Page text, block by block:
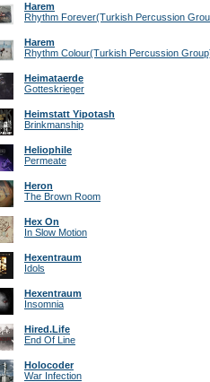
Harem
Rhythm Forever(Turkish Percussion
Harem
Rhythm Colour(Turkish Percussion
Heimataerde
Gotteskrieger
Heimstatt Yipotash
Brinkmanship
Heliophile
Permeate
Heron
The Brown Room
Hex On
In Slow Motion
Hexentraum
Idols
Hexentraum
Insomnia
Hired.Life
End Of Line
Holocoder
War Infection